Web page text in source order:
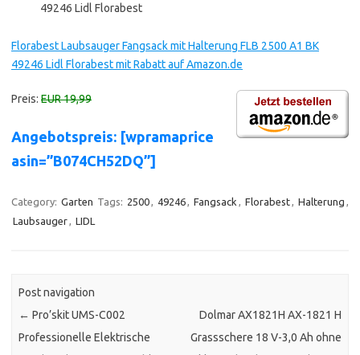
49246 Lidl Florabest
Florabest Laubsauger Fangsack mit Halterung FLB 2500 A1 BK
49246 Lidl Florabest mit Rabatt auf Amazon.de
Preis: EUR 19,99
Angebotspreis: [wpramaprice
asin=”B074CH52DQ”]
Category: Garten Tags: 2500 49246 Fangsack Florabest Halterung
Laubsauger
LIDL
Post navigation
← Pro’skit UMS-C002
Professionelle Elektrische
Dolmar AX1821H AX-1821 H
Grassschere 18 V-3,0 Ah ohne